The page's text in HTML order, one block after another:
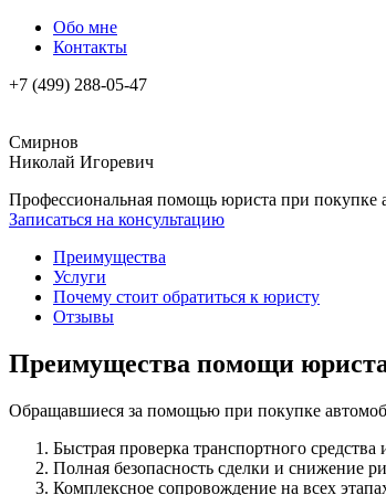
Обо мне
Контакты
+7 (499) 288-05-47
Смирнов
Николай Игоревич
Профессиональная помощь юриста при покупке
Записаться на консультацию
Преимущества
Услуги
Почему стоит обратиться к юристу
Отзывы
Преимущества помощи
Обращавшиеся за помощью при покупке
Быстрая проверка транспортного
Полная безопасность сделки и снижение
Комплексное сопровождение на всех